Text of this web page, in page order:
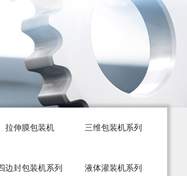
拉伸膜包装机 三维包装机系列
边封包装机系列 液体灌装机系列